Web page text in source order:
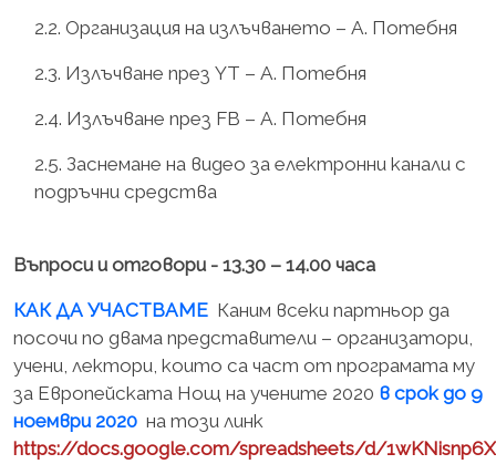
2.2. Организация на излъчването – А. Потебня
2.3. Излъчване през YT – А. Потебня
2.4. Излъчване през FB – А. Потебня
2.5. Заснемане на видео за електронни канали с
подръчни средства
Въпроси и отговори - 13.30 – 14.00 часа
КАК ДА УЧАСТВАМЕ Каним всеки партньор да
посочи по двама представители – организатори,
учени, лектори, които са част от програмата му
за Европейската Нощ на учените 2020 в срок до 9
ноември 2020 на този линк
https://docs.google.com/spreadsheets/d/